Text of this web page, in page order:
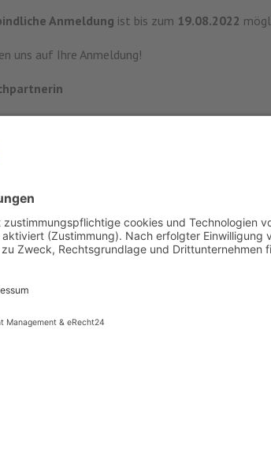
Anmeldung ist bis zum 19.08.2022
uns auf Ihre Anmeldung!
Diese Website benutzt Cookies. Wenn